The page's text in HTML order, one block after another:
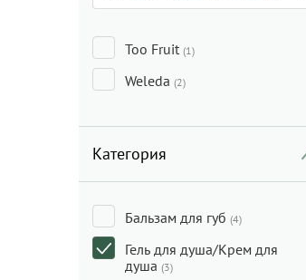
Too Fruit (1)
Weleda (2)
Категория
Бальзам для губ (4)
Гель для душа/Крем для
душа (3)